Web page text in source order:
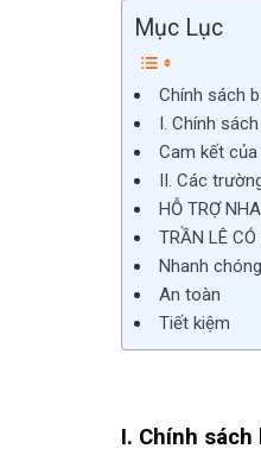
Mục Lục
Chính sách
I. Chính
Cam kết
II. Các
HỖ TRỢ
TRẦN LÊ
Nhanh chóng
An toàn
Tiết kiệm
I. Chính sách